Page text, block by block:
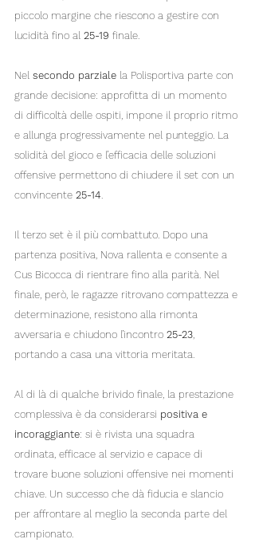
piccolo margine che riescono a gestire con
lucidità fino al 25-19 finale.
Nel secondo parziale la Polisportiva parte con
grande decisione: approfitta di un momento
di difficoltà delle ospiti, impone il proprio ritmo
e allunga progressivamente nel punteggio. La
solidità del gioco e l’efficacia delle soluzioni
offensive permettono di chiudere il set con un
convincente 25-14.
Il terzo set è il più combattuto. Dopo una
partenza positiva, Nova rallenta e consente a
Cus Bicocca di rientrare fino alla parità. Nel
finale, però, le ragazze ritrovano compattezza e
determinazione, resistono alla rimonta
avversaria e chiudono l’incontro 25-23,
portando a casa una vittoria meritata.
Al di là di qualche brivido finale, la prestazione
complessiva è da considerarsi positiva e
incoraggiante: si è rivista una squadra
ordinata, efficace al servizio e capace di
trovare buone soluzioni offensive nei momenti
chiave. Un successo che dà fiducia e slancio
per affrontare al meglio la seconda parte del
campionato.